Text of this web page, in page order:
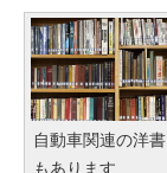
自動車関連の洋書
もあります